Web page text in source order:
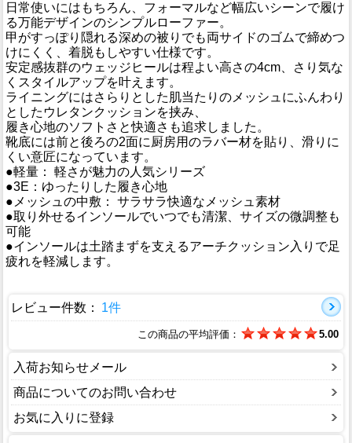
日常使いにはもちろん、フォーマルなど幅広いシーンで履け
る万能デザインのシンプルローファー。
甲がすっぽり隠れる深めの被りでも両サイドのゴムで締めつ
けにくく、着脱もしやすい仕様です。
安定感抜群のウェッジヒールは程よい高さの4cm、さり気な
くスタイルアップを叶えます。
ライニングにはさらりとした肌当たりのメッシュにふんわり
としたウレタンクッションを挟み、
履き心地のソフトさと快適さも追求しました。
靴底には前と後ろの2面に厨房用のラバー材を貼り、滑りに
くい意匠になっています。
●軽量： 軽さが魅力の人気シリーズ
●3E：ゆったりした履き心地
●メッシュの中敷： サラサラ快適なメッシュ素材
●取り外せるインソールでいつでも清潔、サイズの微調整も
可能
●インソールは土踏まずを支えるアーチクッション入りで足
疲れを軽減します。
レビュー件数： 1件
この商品の平均評価： 5.00
入荷お知らせメール
商品についてのお問い合わせ
お気に入りに登録